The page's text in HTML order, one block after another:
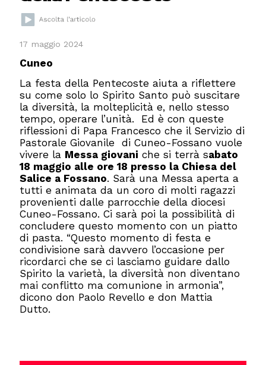
17 maggio 2024
Cuneo
La festa della Pentecoste aiuta a riflettere
su come solo lo Spirito Santo può suscitare
la diversità, la molteplicità e, nello stesso
tempo, operare l’unità.
Ed è con queste
riflessioni di Papa Francesco che il Servizio di
Pastorale Giovanile
di Cuneo-Fossano vuole
vivere la Messa giovani che si terrà sabato
18 maggio alle ore 18 presso la Chiesa del
Salice a Fossano. Sarà una Messa aperta a
tutti e animata da un coro di molti ragazzi
provenienti dalle parrocchie della diocesi
Cuneo-Fossano. Ci sarà poi la possibilità di
concludere questo momento con un piatto
di pasta. “Questo momento di festa e
condivisione sarà davvero l’occasione per
ricordarci che se ci lasciamo guidare dallo
Spirito la varietà, la diversità non diventano
mai conflitto ma comunione in armonia”,
dicono don Paolo Revello e don Mattia
Dutto.